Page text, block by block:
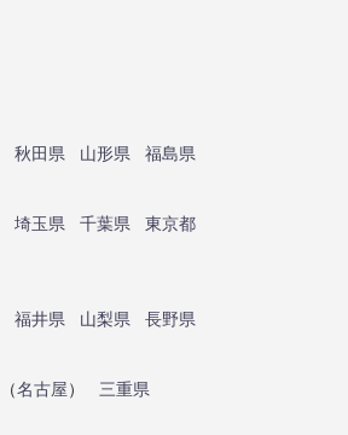
秋田県 山形県
福島県
埼玉県 千葉県
東京都
福井県 山梨県
長野県
（名古屋）
三重県